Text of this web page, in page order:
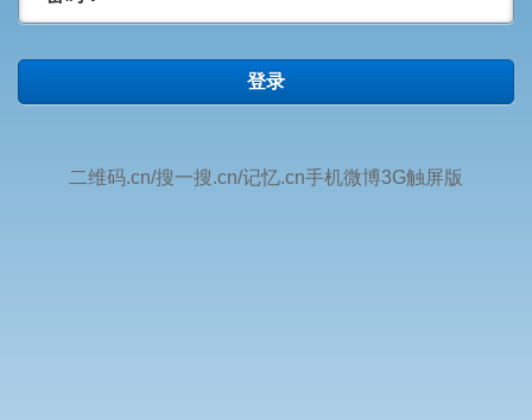
登录
二维码.cn/搜一搜.cn/记忆.cn手机微博3G触屏版